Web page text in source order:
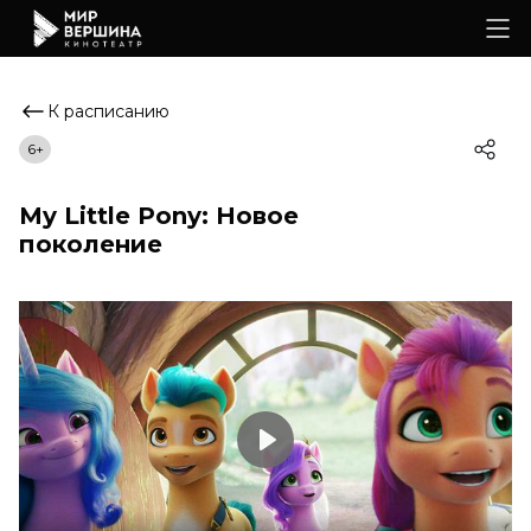
К расписанию
My Little Pony: Новое
поколение
6+
Play